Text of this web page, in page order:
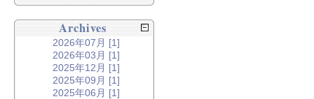
Archives
2026年07月 [1]
2026年03月 [1]
2025年12月 [1]
2025年09月 [1]
2025年06月 [1]